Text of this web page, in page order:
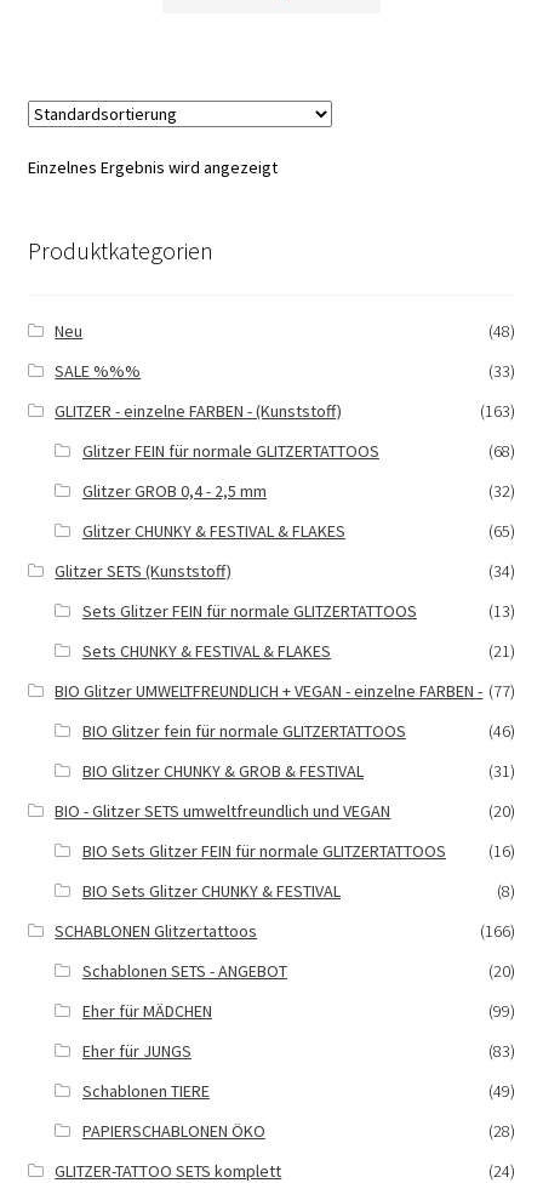
Einzelnes Ergebnis wird angezeigt
Produktkategorien
Neu
(48)
SALE %%%
(33)
GLITZER - einzelne FARBEN - (Kunststoff)
(163)
Glitzer FEIN für normale GLITZERTATTOOS
(68)
Glitzer GROB 0,4 - 2,5 mm
(32)
Glitzer CHUNKY & FESTIVAL & FLAKES
(65)
Glitzer SETS (Kunststoff)
(34)
Sets Glitzer FEIN für normale GLITZERTATTOOS
(13)
Sets CHUNKY & FESTIVAL & FLAKES
(21)
BIO Glitzer UMWELTFREUNDLICH + VEGAN - einzelne FARBEN - (77)
BIO Glitzer fein für normale GLITZERTATTOOS
(46)
BIO Glitzer CHUNKY & GROB & FESTIVAL
(31)
BIO - Glitzer SETS umweltfreundlich und VEGAN
(20)
BIO Sets Glitzer FEIN für normale GLITZERTATTOOS
(16)
BIO Sets Glitzer CHUNKY & FESTIVAL
(8)
SCHABLONEN Glitzertattoos
(166)
Schablonen SETS - ANGEBOT
(20)
Eher für MÄDCHEN
(99)
Eher für JUNGS
(83)
Schablonen TIERE
(49)
PAPIERSCHABLONEN ÖKO
(28)
GLITZER-TATTOO SETS komplett
(24)